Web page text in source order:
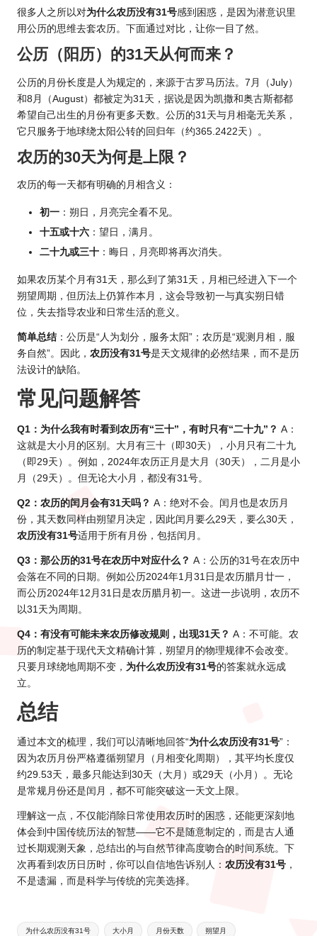
很多人之所以对为什么农历没有31号感到困惑，是因为潜意识里
用公历的思维去套农历。下面通过对比，让你一目了然。
公历（阳历）的31天从何而来？
公历的月份长度是人为规定的，来源于古罗马历法。7月（July）
和8月（August）都被定为31天，据说是因为凯撒和奥古斯都都
希望自己出生的月份有更多天数。公历的31天与月相毫无关系，
它只服务于地球绕太阳公转的回归年（约365.2422天）。
农历的30天为何是上限？
农历的每一天都有明确的月相含义：
初一 ：朔日，月亮完全看不见。
十五或十六 ：望日，满月。
二十九或三十 ：晦日，月亮即将再次消失。
如果农历某个月有31天，那么到了第31天，月相已经进入下一个
朔望周期，但历法上仍算作本月，这会导致初一与真实朔日错
位，失去指导农业和日常生活的意义。
简单总结 ：公历是“人为划分，服务太阳”；农历是“观测月相，服
务自然”。因此， 农历没有31号是天文规律的必然结果，而不是历
法设计的缺陷。
常见问题解答
Q1：为什么我有时看到农历有“三十”，有时只有“二十九”？ A：
这就是大小月的区别。大月有三十（即30天），小月只有二十九
（即29天）。例如，2024年农 历正 月是大月（30天），二月是小
月（29天）。但无论大小月，都没有31号。
Q2：农历的闰月会有31天吗？ A：绝对不会。闰月也是农历月
份，其天数同样由朔望月决定，因此闰月要么29天，要么30天，
农历没有31号适用于所有月份，包括闰月。
Q3：那公历的31号在农历中对应什么？ A：公历的31号在农历中
会落在不同的日期。例如公历2024年1月31日是农历腊月廿一，
而公历2024年12月31日是农历腊月初一。这进一步说明，农历不
以31天为周期。
Q4：有没有可能未来农历修改规则，出现31天？ A：不可能。农
历的制定基于现代天文精确计算，朔望月的物理规律不会改变。
只要月球绕地周期不变， 为什么农历没有31号的答案就永远成
立。
总结
通过本文的梳理，我们可以清晰地回答“为什么农历没有31号”：
因为农历月份严格遵循朔望月（月相变化周期），其平均长度仅
约29.53天，最多只能达到30天（大月）或29天（小月）。无论
是常规月份还是闰月，都不可能突破这一天文上限。
理解这一点，不仅能消除日常使用农历时的困惑，还能更深刻地
体会到中国传统历法的智慧——它不是随意制定的，而是古人通
过长期观测天象，总结出的与自然节律高度吻合的时间系统。下
次再看到农历日历时，你可以自信地告诉别人： 农历没有31号 ，
不是遗漏，而是科学与传统的完美选择。
Tags:
为什么农历没有31号 大小月 月份天数 朔望月